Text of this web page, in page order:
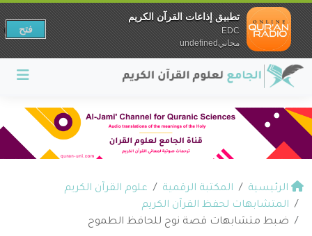
الرئيسية المكتبة الرقمية
علوم القرآن الكريم
المتشابهات لحفظ القرآن الكريم
ضبط متشابهات قصة نوح للحافظ الطموح
تطبيق إذاعات القرآن الكريم
EDC
مجانيundefined
فتح